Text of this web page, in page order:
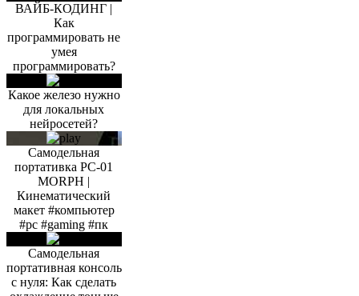
ВАЙБ-КОДИНГ |
Как
программировать не
умея
программировать?
Какое железо нужно
для локальных
нейросетей?
Самодельная
портативка PC-01
MORPH |
Кинематический
макет #компьютер
#pc #gaming #пк
Самодельная
портативная консоль
с нуля: Как сделать